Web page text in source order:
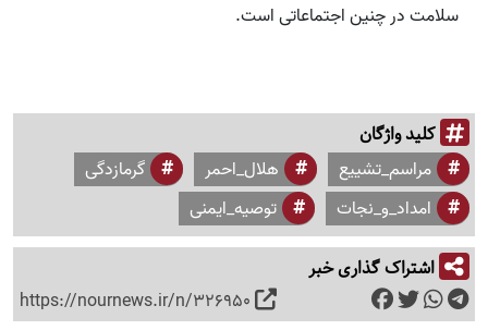
سلامت در چنین اجتماعاتی است.
کلید واژگان
مراسم_تشییع هلال_احمر
گرمازدگی
امداد_و_نجات
توصیه_ایمنی
اشتراک گذاری خبر
https://nournews.ir/n/326950